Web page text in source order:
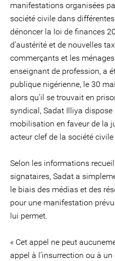
manifestations organisées
société civile dans
dénoncer la loi de finances
d’austérité et de nouvelles
commerçants et les
enseignant de profession, a
publique nigérienne, le 30
alors qu’il se trouvait en
syndical, Sadat Illiya dispose
mobilisation en faveur de la
acteur clef de la société
Selon les informations
signataires, Sadat a
le biais des médias et des
pour une manifestation
lui permet.
« Cet appel ne peut
appel à l’insurrection ou à